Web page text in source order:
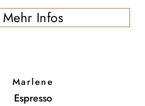
Mehr Infos
Marlene
Espresso